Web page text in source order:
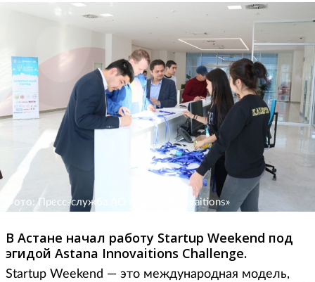
Фото: Пресс-служба АО «Астана Innovaitions»
В Астане начал работу Startup Weekend под
эгидой Astana Innovaitions Challenge.
Startup Weekend — это международная модель,